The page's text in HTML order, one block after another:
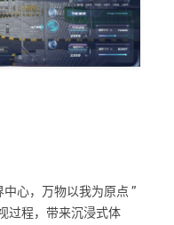
心，万物以我为原点 ”
过程，带来沉浸式体